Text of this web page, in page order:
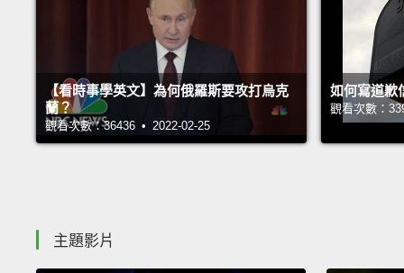
【看時事學英文】為何俄羅斯要攻打烏克
蘭？
觀看次數：36436 • 2022-02-25
如何寫道歉
觀看次數：
主題影片